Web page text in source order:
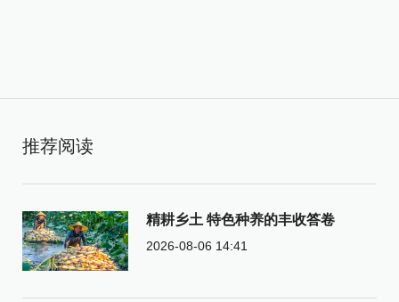
推荐阅读
精耕乡土 特色种养的丰收答卷
2026-08-06 14:41